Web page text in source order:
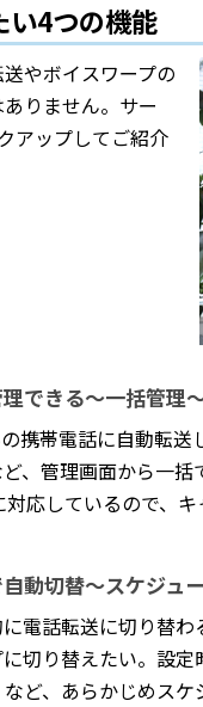
い4つの機能
やボイスワープの
りません。サー
アップしてご紹介
できる～一括管理
携帯電話に自動転
、管理画面から一
応しているので、キ
動切替～スケジュ
電話転送に切り替
切り替えたい。設
ど、あらかじめスケ